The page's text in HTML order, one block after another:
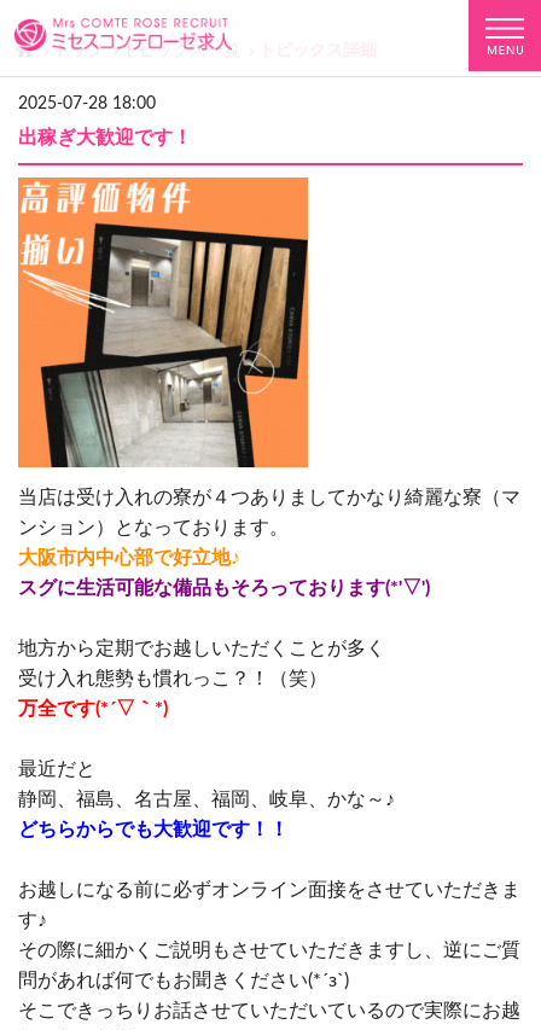
トップ トピックス一覧
2025-07-28 18:00
出稼ぎ大歓迎です！
当店は受け入れの寮が４つありましてかなり綺麗な寮（マ
ンション）となっております。
大阪市内中心部で好立地♪
スグに生活可能な備品もそろっております(*'▽')
地方から定期でお越しいただくことが多く
受け入れ態勢も慣れっこ？！（笑）
万全です(*´▽｀*)
最近だと
静岡、福島、名古屋、福岡、岐阜、かな～♪
どちらからでも大歓迎です！！
お越しになる前に必ずオンライン面接をさせていただきま
す♪
その際に細かくご説明もさせていただきますし、逆にご質
問があれば何でもお聞きください(*´з`)
そこできっちりお話させていただいているので実際にお越